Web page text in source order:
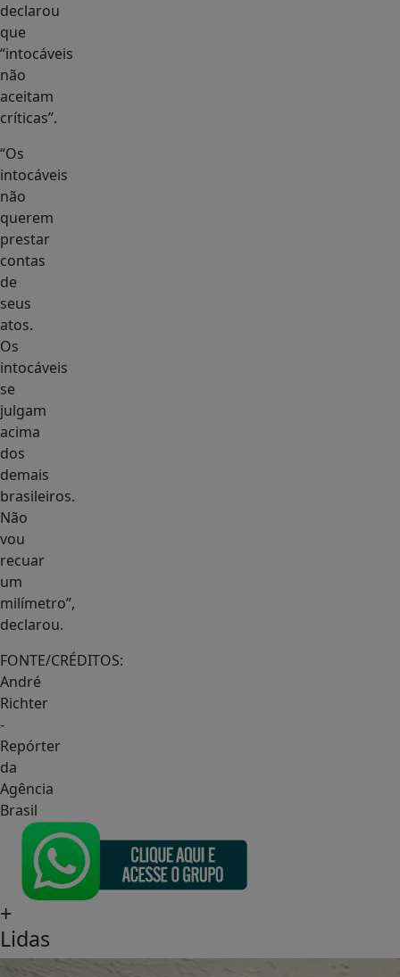
declarou
que
“intocáveis
não
aceitam
críticas”.
“Os
intocáveis
não
querem
prestar
contas
de
seus
atos.
Os
intocáveis
se
julgam
acima
dos
demais
brasileiros.
Não
vou
recuar
um
milímetro”,
declarou.
FONTE/CRÉDITOS:
André
Richter
-
Repórter
da
Agência
Brasil
+
Lidas